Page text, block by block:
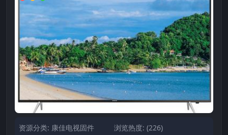
资源分类: 康佳电视固件
浏览热度: (226)